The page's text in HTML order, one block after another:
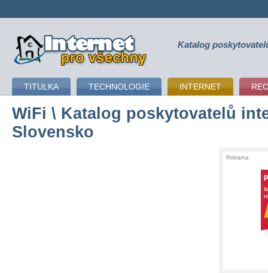
připojení k internetu Katalog
TITULKA TECHNOLOGIE INTERNET
WiFi \ Katalog poskytovatelů
Slovensko
Reklama: